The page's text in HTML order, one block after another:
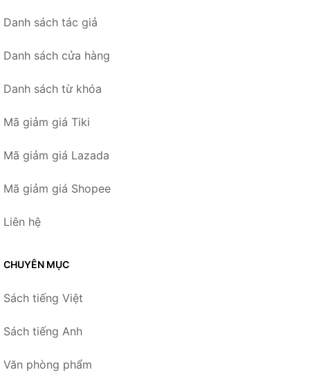
Danh sách tác giả
Danh sách cửa hàng
Danh sách từ khóa
Mã giảm giá Tiki
Mã giảm giá Lazada
Mã giảm giá Shopee
Liên hệ
CHUYÊN MỤC
Sách tiếng Việt
Sách tiếng Anh
Văn phòng phẩm